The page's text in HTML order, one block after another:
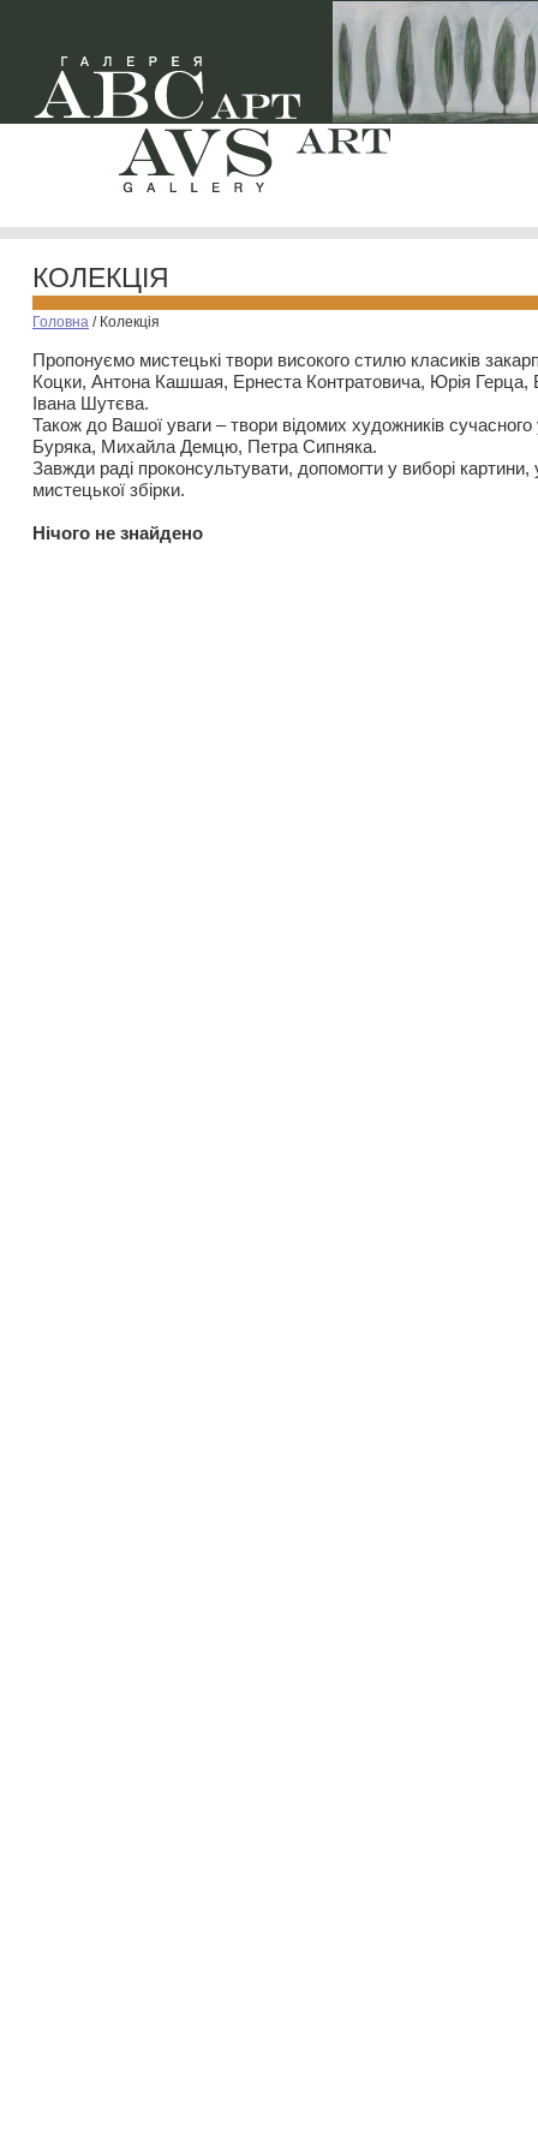
КОЛЕКЦІЯ
Головна / Колекція
Пропонуємо мистецькі твори високого стилю класиків
Коцки, Антона Кашшая, Ернеста Контратовича, Юрія
Івана Шутєва.
Також до Вашої уваги – твори відомих художників
Буряка, Михайла Демцю, Петра Сипняка.
Завжди раді проконсультувати, допомогти у виборі картини,
мистецької збірки.
Нiчого не знайдено